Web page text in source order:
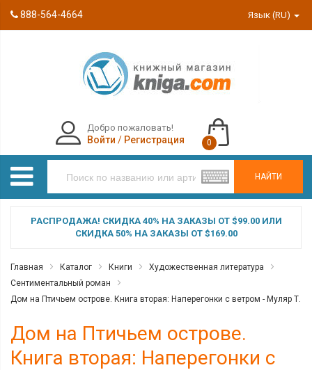
888-564-4664 Язык (RU)
НАЙТИ
Добро пожаловать!
Войти / Регистрация 0
РАСПРОДАЖА! СКИДКА 40% НА ЗАКАЗЫ ОТ $99.00 ИЛИ
СКИДКА 50% НА ЗАКАЗЫ ОТ $169.00
Главная Каталог Книги
Художественная литература
Сентиментальный роман
Дом на Птичьем острове. Книга вторая: Наперегонки с ветром - Муляр Т.
Дом на Птичьем острове.
Книга вторая: Наперегонки с